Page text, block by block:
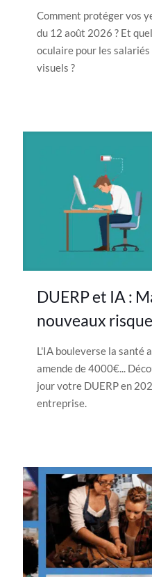
Comment protéger vos
du 12 août 2026 ? Et
oculaire pour les
visuels ?
DUERP et IA :
nouveaux
L'IA bouleverse la santé
amende de 4000€...
jour votre DUERP en
entreprise.